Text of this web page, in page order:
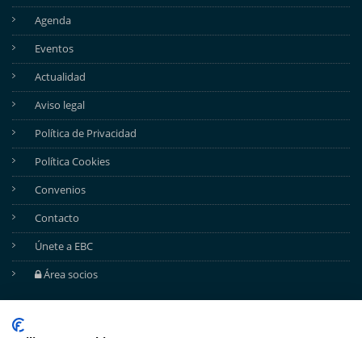
Agenda
Eventos
Actualidad
Aviso legal
Política de Privacidad
Política Cookies
Convenios
Contacto
Únete a EBC
Área socios
REDES SOCIALES